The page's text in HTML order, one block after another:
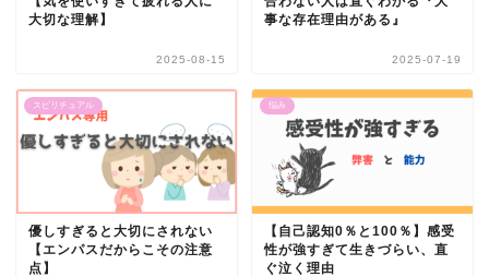
大切な理解】
2025-08-15
事な存在理由がある』
2025-07-19
スピリチュアル
優しすぎると大切にされない
【エンパスだからこその注意
点】
悩み
【自己認知0％と100％】感受
性が強すぎて生きづらい、直
ぐ泣く理由